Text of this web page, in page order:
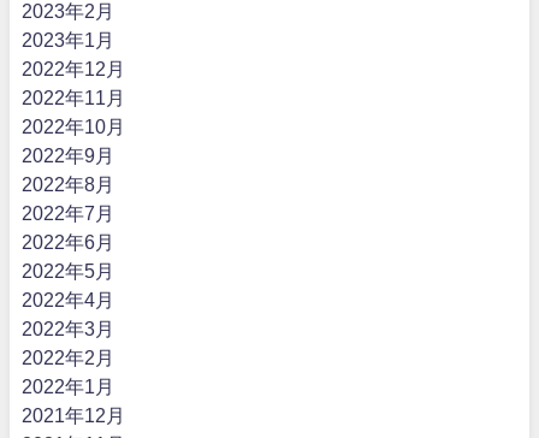
2023年2月
2023年1月
2022年12月
2022年11月
2022年10月
2022年9月
2022年8月
2022年7月
2022年6月
2022年5月
2022年4月
2022年3月
2022年2月
2022年1月
2021年12月